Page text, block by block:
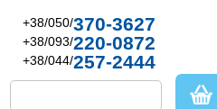
+38/050/370-3627
+38/093/220-0872
+38/044/257-2444